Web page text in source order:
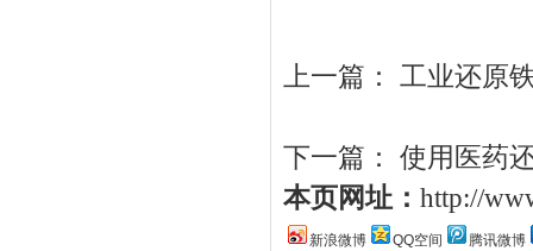
上一篇： 工业还原
下一篇： 使用医药
本页网址： http://
新浪微博 QQ空间 腾讯微博